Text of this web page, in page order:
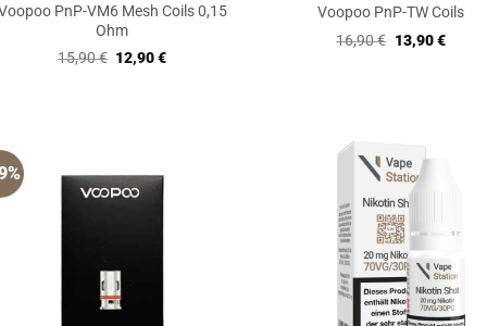
PnP-VM6 Mesh Coils 0,15
Ohm
15,90€ Ursprünglicher
12,90€Aktueller
Voopoo PnP-TW Coils
16,90€ Ursprünglicher
13,90€